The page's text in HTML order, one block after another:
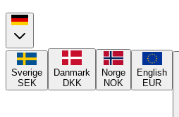
Sverige
SEK
Danmark
DKK
Norge
NOK
English
EUR